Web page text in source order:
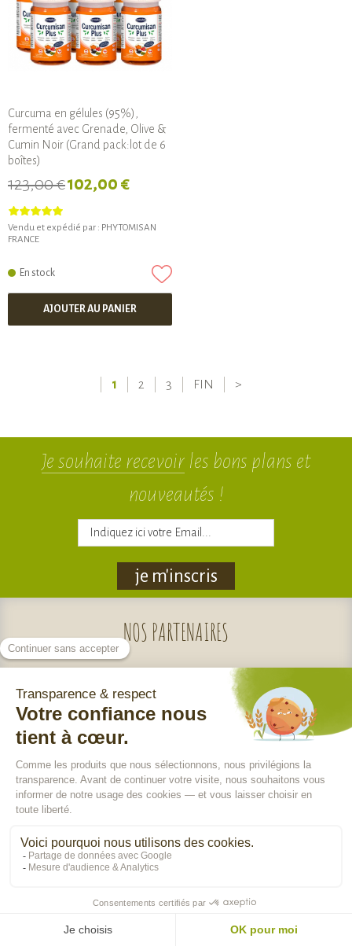
Curcuma en gélules (95%),
fermenté avec Grenade, Olive &
Cumin Noir (Grand pack:lot de 6
boîtes)
123,00 €102,00 €
Vendu et expédié par : PHYTOMISAN
FRANCE
En stock
AJOUTER AU PANIER
1 2 3 FIN >
Je souhaite recevoirles bons plans et
nouveautés !
je m'inscris
NOS PARTENAIRES
Nos engagements
Qui sommes-nous ?
Nos labels
vous assurer une utilisation optimale de notre site Internet, réaliser des
statistiques de visite, vous proposer des services, des offres et des